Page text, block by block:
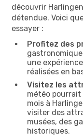
découvrir
détendue. Voici
essayer :
Profitez des
une
réalisées en
Visitez les
météo
mois à
visiter des
musées, des
historiques.